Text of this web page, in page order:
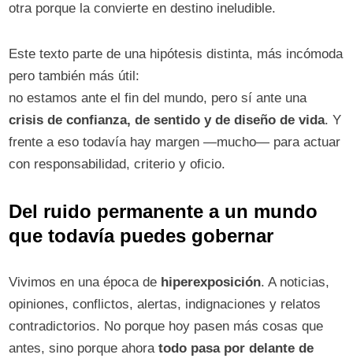
otra porque la convierte en destino ineludible.
Este texto parte de una hipótesis distinta, más incómoda
pero también más útil:
no estamos ante el fin del mundo, pero sí ante una
crisis de confianza, de sentido y de diseño de vida. Y
frente a eso todavía hay margen —mucho— para actuar
con responsabilidad, criterio y oficio.
Del ruido permanente a un mundo
que todavía puedes gobernar
Vivimos en una época de hiperexposición. A noticias,
opiniones, conflictos, alertas, indignaciones y relatos
contradictorios. No porque hoy pasen más cosas que
antes, sino porque ahoratodo pasa por delante de